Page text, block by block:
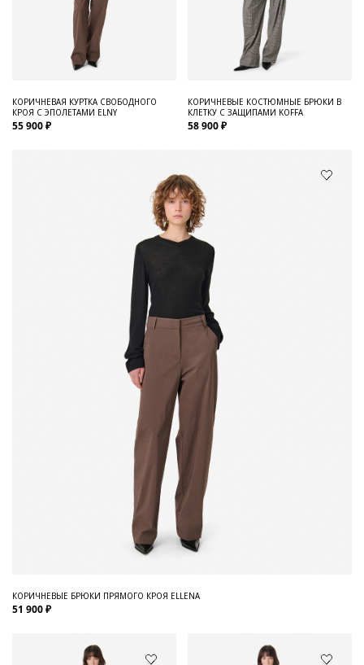
КОРИЧНЕВАЯ КУРТКА СВОБОДНОГО
КРОЯ С ЭПОЛЕТАМИ ELNY
55 900 ₽
КОРИЧНЕВЫЕ КОСТЮМНЫЕ БРЮКИ В
КЛЕТКУ С ЗАЩИПАМИ KOFFA
58 900 ₽
КОРИЧНЕВЫЕ БРЮКИ ПРЯМОГО КРОЯ ELLENA
51 900 ₽